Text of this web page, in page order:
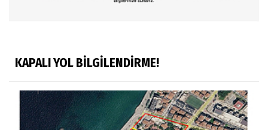
KAPALI YOL BİLGİLENDİRME!